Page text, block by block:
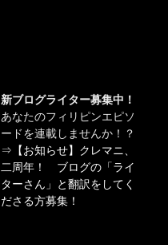
新ブログライター募集中！
あなたのフィリピンエピソ
ードを連載しませんか！？
⇒ 【お知らせ】クレマニ、
二周年！ ブログの「ライ
ターさん」と翻訳をしてく
ださる方募集！